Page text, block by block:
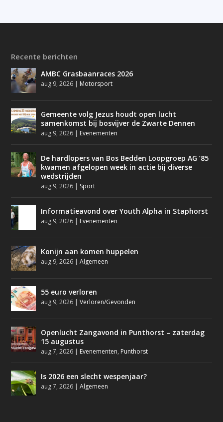
Recente berichten
AMBC Grasbaanraces 2026
aug 9, 2026 | Motorsport
Gemeente volg Jezus houdt open lucht
samenkomst bij bosvijver de Zwarte Dennen
aug 9, 2026 | Evenementen
De hardlopers van Bos Bedden Loopgroep AG ’85
kwamen afgelopen week in actie bij diverse
wedstrijden
aug 9, 2026 | Sport
Informatieavond over Youth Alpha in Staphorst
aug 9, 2026 | Evenementen
Konijn aan komen huppelen
aug 9, 2026 |Algemeen
55 euro verloren
aug 9, 2026 |Verloren/Gevonden
Openlucht Zangavond in Punthorst – zaterdag
15 augustus
aug 7, 2026 | Evenementen, Punthorst
Is 2026 een slecht wespenjaar?
aug 7, 2026 |Algemeen